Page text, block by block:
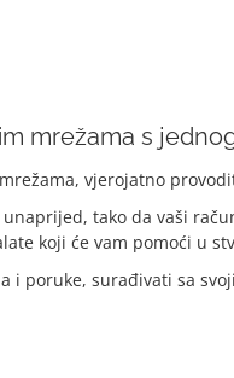
mrežama s
vjerojatno
tako da vaši
koji će vam pomoći u
i poruke, surađivati sa